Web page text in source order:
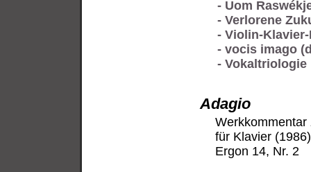
- Uom
- Verlorene
- Violin-
- vocis imago
- Vokaltriologie
Adagio
für Klavier (1986)
Ergon 14, Nr. 2